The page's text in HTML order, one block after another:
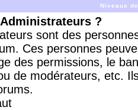
Niveaux
?
sont des
Ces personnes
des permissions, le
de modérateurs, etc.